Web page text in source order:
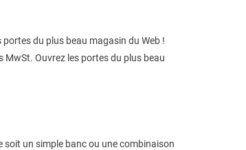
du plus beau magasin du Web !
Ouvrez les portes du plus beau
soit un simple banc ou une combinaison